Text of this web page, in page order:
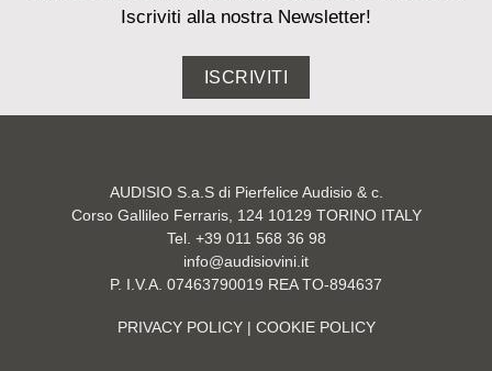
Iscriviti alla nostra Newsletter!
ISCRIVITI
AUDISIO S.a.S di Pierfelice Audisio & c.
Corso Gallileo Ferraris, 124 10129 TORINO ITALY
Tel. +39 011 568 36 98
info@audisiovini.it
P. I.V.A. 07463790019 REA TO-894637
PRIVACY POLICY| COOKIE POLICY